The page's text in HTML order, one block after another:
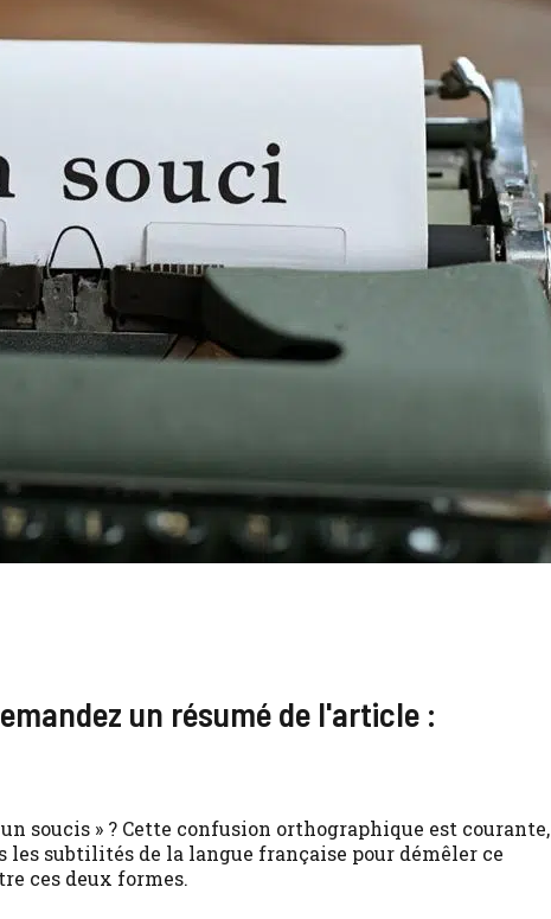
un résumé de l'article :
soucis » ? Cette confusion orthographique est courante,
subtilités de la langue française pour démêler ce
ces deux formes.